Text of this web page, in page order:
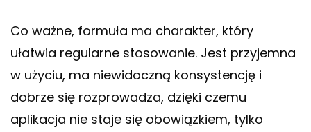
Co ważne, formuła ma charakter, który
ułatwia regularne stosowanie. Jest przyjemna
w użyciu, ma niewidoczną konsystencję i
dobrze się rozprowadza, dzięki czemu
aplikacja nie staje się obowiązkiem, tylko